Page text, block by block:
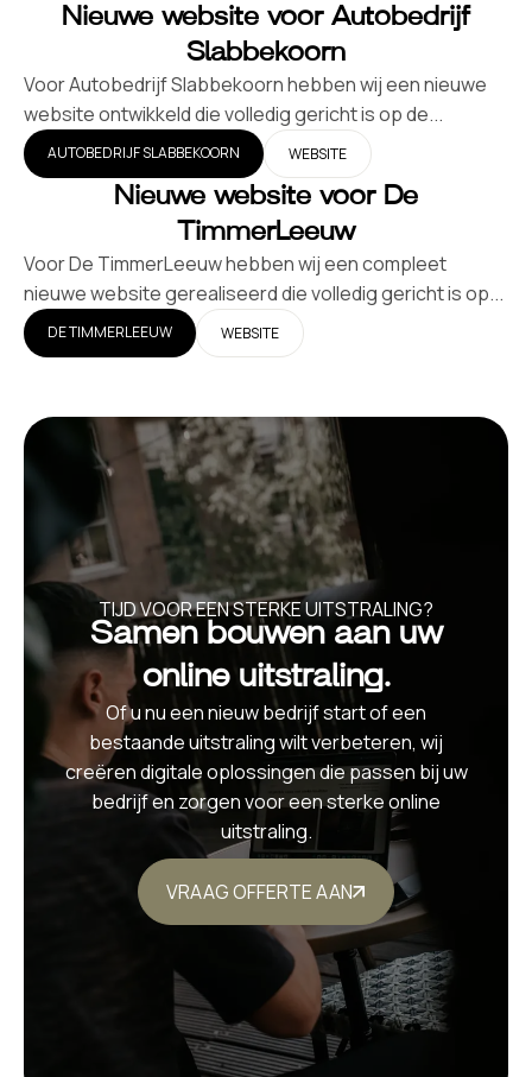
Nieuwe website voor Autobedrijf
Slabbekoorn
Voor Autobedrijf Slabbekoorn hebben wij een nieuwe
website ontwikkeld die volledig gericht is op de...
AUTOBEDRIJF SLABBEKOORN WEBSITE
Nieuwe website voor De
TimmerLeeuw
Voor De TimmerLeeuw hebben wij een compleet
nieuwe website gerealiseerd die volledig gericht is op...
DE TIMMERLEEUW WEBSITE
TIJD VOOR EEN STERKE UITSTRALING?
Samen bouwen aan uw
online uitstraling.
Of u nu een nieuw bedrijf start of een
bestaande uitstraling wilt verbeteren, wij
creëren digitale oplossingen die passen bij uw
bedrijf en zorgen voor een sterke online
uitstraling.
VRAAG OFFERTE AAN